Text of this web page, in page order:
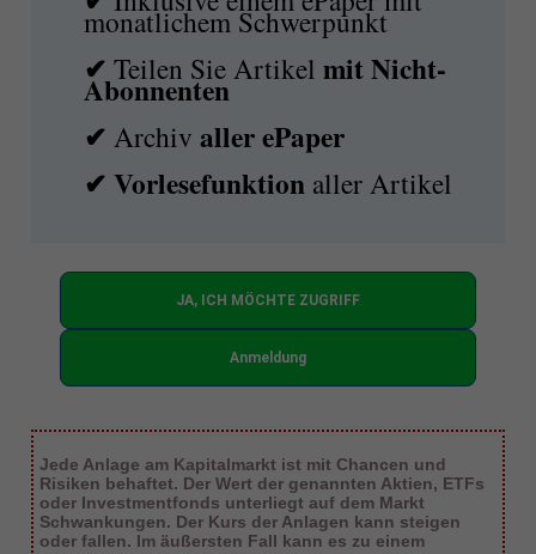
monatlichem Schwerpunkt
✔Teilen Sie ArtikelmitNicht-
Abonnenten
✔Archivaller ePaper
✔Vorlesefunktion aller Artikel
JA, ICH MÖCHTE ZUGRIFF
Anmeldung
Jede Anlage am Kapitalmarkt ist mit Chancen und
Risiken behaftet. Der Wert der genannten Aktien, ETFs
oder Investmentfonds unterliegt auf dem Markt
Schwankungen. Der Kurs der Anlagen kann steigen
oder fallen. Im äußersten Fall kann es zu einem